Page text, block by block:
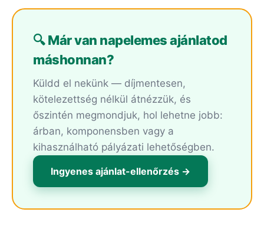
🔍 Már van napelemes ajánlatod
máshonnan?
Küldd el nekünk — díjmentesen,
kötelezettség nélkül átnézzük, és
őszintén megmondjuk, hol lehetne jobb:
árban, komponensben vagy a
kihasználható pályázati lehetőségben.
Ingyenes ajánlat-ellenőrzés →